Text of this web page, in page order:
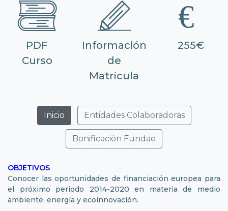
PDF
Curso
Información
de
Matrícula
255€
Inicio Entidades Colaboradoras
Bonificación Fundae
OBJETIVOS
Conocer las oportunidades de financiación europea para
el próximo periodo 2014-2020 en materia de medio
ambiente, energía y ecoinnovación.